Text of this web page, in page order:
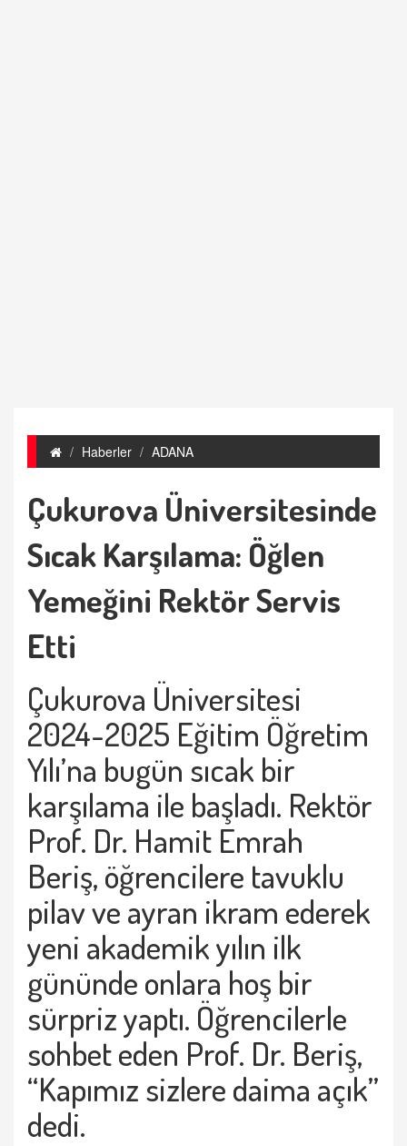
Haberler ADANA
Çukurova Üniversitesinde
Sıcak Karşılama: Öğlen
Yemeğini Rektör Servis
Etti
Çukurova Üniversitesi
2024-2025 Eğitim Öğretim
Yılı’na bugün sıcak bir
karşılama ile başladı. Rektör
Prof. Dr. Hamit Emrah
Beriş, öğrencilere tavuklu
pilav ve ayran ikram ederek
yeni akademik yılın ilk
gününde onlara hoş bir
sürpriz yaptı. Öğrencilerle
sohbet eden Prof. Dr. Beriş,
“Kapımız sizlere daima açık”
dedi.